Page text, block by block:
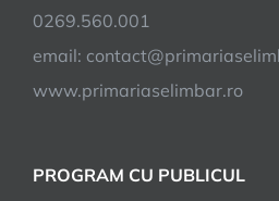
0269.560.001
email:
www.primariaselimbar.ro
PROGRAM CU PUBLICUL